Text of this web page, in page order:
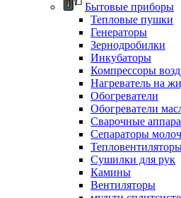
Бытовые приборы
Тепловые пушки
Генераторы
Зернодробилки
Инкубаторы
Компрессоры
Нагреватель на
Обогреватели
Обогреватели
Сварочные
Сепараторы
Сушилки для рук
Камины
Вентиляторы